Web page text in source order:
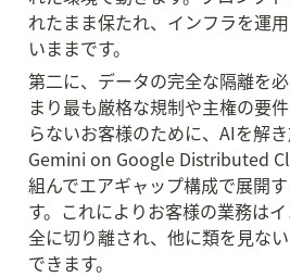
れたまま保たれ、インフラを運
いままです。
第二に、データの完全な隔離を
まり最も厳格な規制や主権の要
らないお客様のために、AIを解
Gemini on Google Distributed
組んでエアギャップ構成で展開
す。これによりお客様の業務は
全に切り離され、他に類を見な
できます。